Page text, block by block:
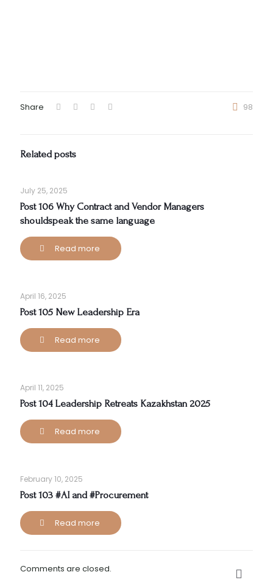
Share 98
Related posts
July 25, 2025
Post 106 Why Contract and Vendor Managers
shouldspeak the same language
Read more
April 16, 2025
Post 105 New Leadership Era
Read more
April 11, 2025
Post 104 Leadership Retreats Kazakhstan 2025
Read more
February 10, 2025
Post 103 #AI and #Procurement
Read more
Comments are closed.